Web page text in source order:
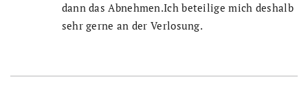
dann das Abnehmen.Ich beteilige mich deshalb
sehr gerne an der Verlosung.